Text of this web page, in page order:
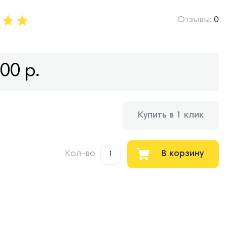
Отзывы:0
р.
Купить в 1 клик
Кол-во В корзину